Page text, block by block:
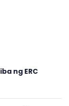
ng ERC